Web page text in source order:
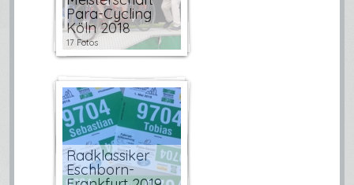
Para-Cycling
Köln 2018
17 Fotos
Radklassiker
Eschborn-